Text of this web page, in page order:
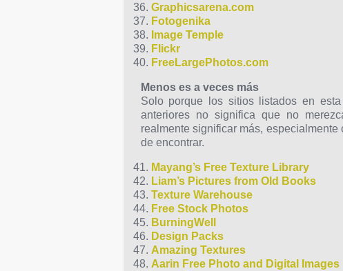
Graphicsarena.com
Fotogenika
Image Temple
Flickr
FreeLargePhotos.com
Menos es a veces más
Solo porque los sitios listados en
anteriores no significa que no
realmente significar más,
de encontrar.
Mayang’s Free Texture Library
Liam’s Pictures from Old Books
Texture Warehouse
Free Stock Photos
BurningWell
Design Packs
Amazing Textures
Aarin Free Photo and Digital Images